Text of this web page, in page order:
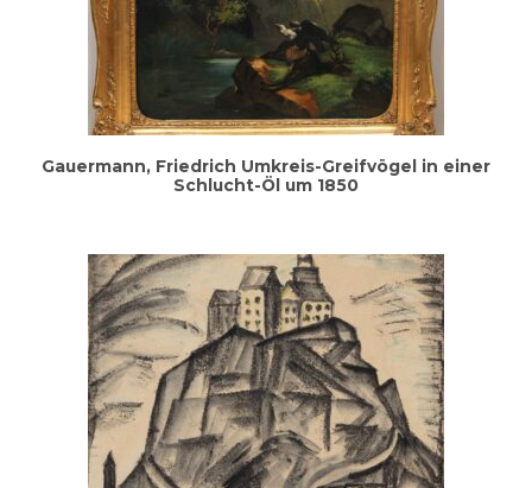
Gau­er­mann, Fried­rich Umkreis-Greif­vö­gel in einer
Schlucht-Öl um 1850